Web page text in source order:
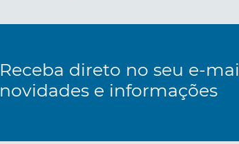
Receba direto no seu e-
novidades e informações